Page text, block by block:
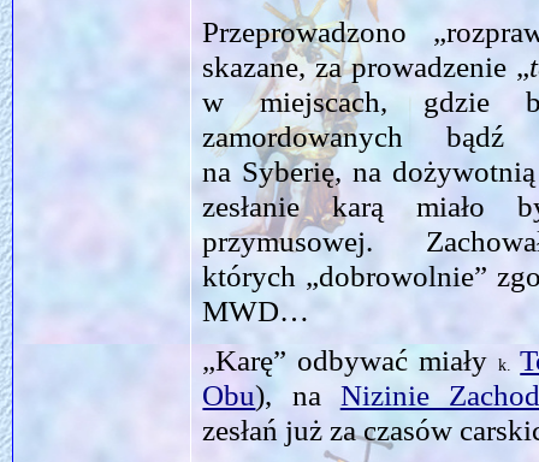
Przeprowadzono
skazane, za prowadzenie „
w miejscach, gdzie
zamordowanych
na Syberię, na
zesłanie karą miało
przymusowej.
których „dobro­wolnie”
MWD…
„Karę” odbywać miałyk.
Obu), na Nizinie
zesłań już za czasów